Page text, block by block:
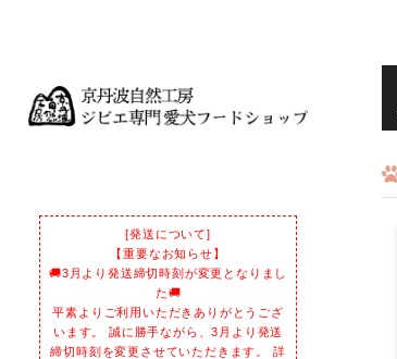
[発送について]
【重要なお知らせ】
🚚3月より発送締切時刻が変更となりまし
た🚚
平素よりご利用いただきありがとうござ
います。 誠に勝手ながら、3月より発送
締切時刻を変更させていただきます。 詳